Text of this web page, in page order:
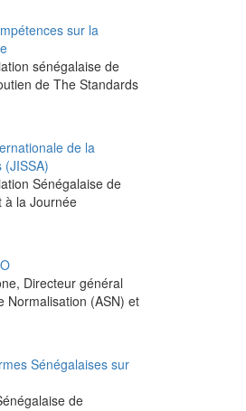
sur la
sénégalaise de
de The Standards
de la
(JISSA)
Sénégalaise de
à la Journée
Directeur général
Normalisation (ASN) et
Sénégalaises sur
de